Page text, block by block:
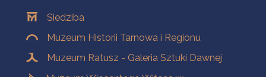
Siedziba
Muzeum Historii Tarnowa i Regionu
Muzeum Ratusz - Galeria Sztuki Dawnej